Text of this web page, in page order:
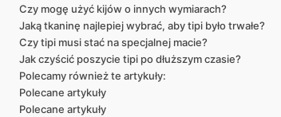
Czy mogę użyć kijów o innych wymiarach?
Jaką tkaninę najlepiej wybrać, aby tipi było trwałe?
Czy tipi musi stać na specjalnej macie?
Jak czyścić poszycie tipi po dłuższym czasie?
Polecamy również te artykuły:
Polecane artykuły
Polecane artykuły